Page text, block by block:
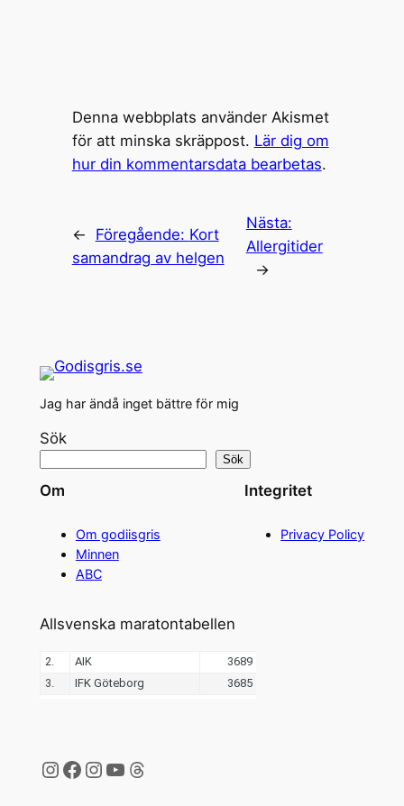
Denna webbplats använder Akismet
för att minska skräppost. Lär dig om
hur din kommentarsdata bearbetas.
← Föregående: Kort
samandrag av helgen
Nästa:
Allergitider
→
Jag har ändå inget bättre för mig
Sök
Sök
Om
Om godiisgris
Minnen
ABC
Integritet
Privacy Policy
Allsvenska maratontabellen
Instagram
Facebook
Instagram
YouTube
Threads